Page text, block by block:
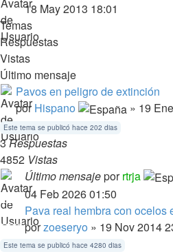
18 May 2013 18:01
Temas
Respuestas
Vistas
Último mensaje
Pavos en peligro de extinción
porHispano » 19
Este tema se publicó hace 202 dias
3Respuestas
4852 Vistas
Último mensajeporrtrja
04 Feb 2026 01:50
Pava real hembra con ocelos
porzoeseryo » 19 Nov 2014
Este tema se publicó hace 4280 dias